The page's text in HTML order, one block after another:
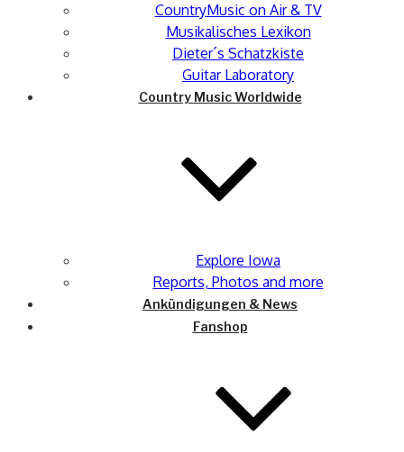
CountryMusic on Air & TV
Musikalisches Lexikon
Dieter´s Schatzkiste
Guitar Laboratory
Country Music Worldwide
Explore Iowa
Reports, Photos and more
Ankündigungen & News
Fanshop